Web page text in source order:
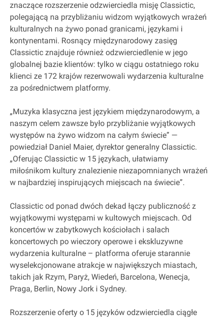
znaczące rozszerzenie odzwierciedla misję Classictic,
polegającą na przybliżaniu widzom wyjątkowych wrażeń
kulturalnych na żywo ponad granicami, językami i
kontynentami. Rosnący międzynarodowy zasięg
Classictic znajduje również odzwierciedlenie w jego
globalnej bazie klientów: tylko w ciągu ostatniego roku
klienci ze 172 krajów rezerwowali wydarzenia kulturalne
za pośrednictwem platformy.
„Muzyka klasyczna jest językiem międzynarodowym, a
naszym celem zawsze było przybliżanie wyjątkowych
występów na żywo widzom na całym świecie” —
powiedział Daniel Maier, dyrektor generalny Classictic.
„Oferując Classictic w 15 językach, ułatwiamy
miłośnikom kultury znalezienie niezapomnianych wrażeń
w najbardziej inspirujących miejscach na świecie”.
Classictic od ponad dwóch dekad łączy publiczność z
wyjątkowymi występami w kultowych miejscach. Od
koncertów w zabytkowych kościołach i salach
koncertowych po wieczory operowe i ekskluzywne
wydarzenia kulturalne – platforma oferuje starannie
wyselekcjonowane atrakcje w największych miastach,
takich jak Rzym, Paryż, Wiedeń, Barcelona, Wenecja,
Praga, Berlin, Nowy Jork i Sydney.
Rozszerzenie oferty o 15 języków odzwierciedla ciągłe